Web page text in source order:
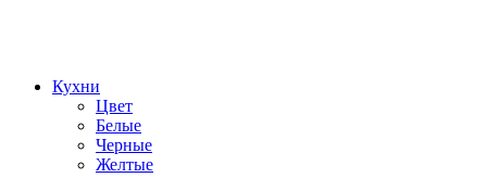
Кухни
Цвет
Белые
Черные
Желтые